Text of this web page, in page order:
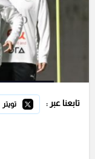
تابعنا عبر : تويتر